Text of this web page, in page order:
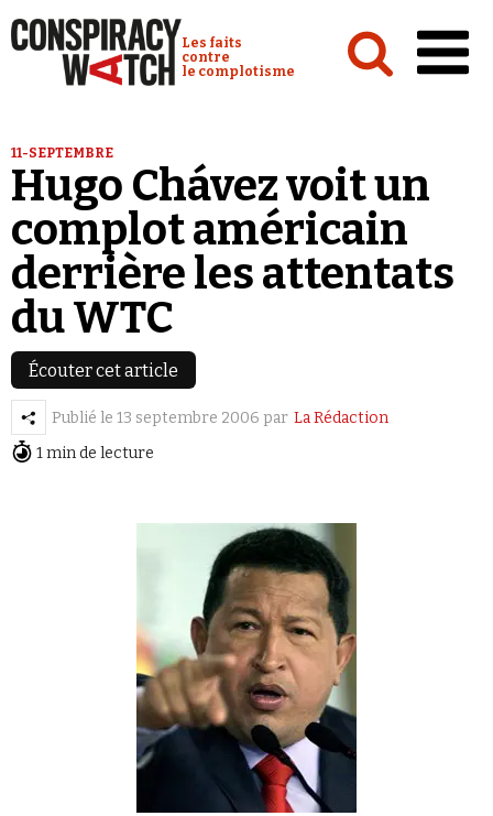
Conspiracy Watch :
Les faits
contre
le complotisme
Analyses
Conspipédia
Vidéos
Émissions
Revues de presse
Newsletter
11-SEPTEMBRE
Hugo Chávez voit un
complot américain
derrière les attentats
du WTC
Écouter cet article
Publié le 13 septembre 2006 par La Rédaction
1 min de lecture